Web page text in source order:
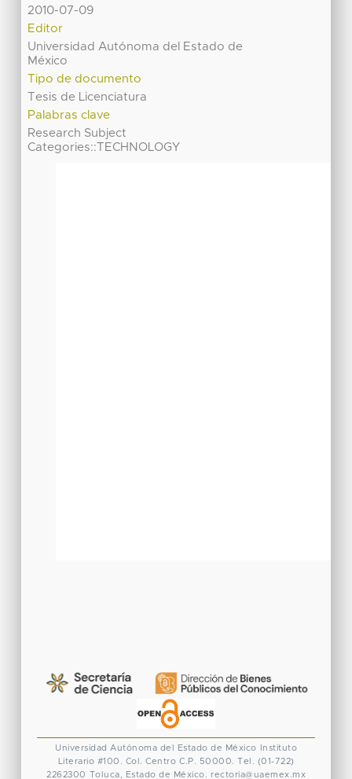
2010-07-09
Editor
Universidad Autónoma del Estado de
México
Tipo de documento
Tesis de Licenciatura
Palabras clave
Research Subject
Categories::TECHNOLOGY
Universidad Autónoma del Estado de México
Instituto
Literario #100. Col. Centro C.P. 50000. Tel. (01-722)
2262300 Toluca, Estado de México. rectoria@uaemex.mx